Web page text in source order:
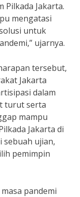
Pilkada Jakarta.
mengatasi
untuk
ujarnya.
tersebut,
Jakarta
dalam
turut serta
mampu
Jakarta di
sebuah ujian,
pemimpin
pandemi